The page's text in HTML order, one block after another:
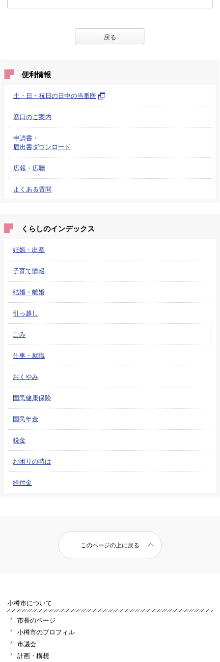
戻る
便利情報
土・日・祝日の日中の当番医
窓口のご案内
申請書・
届出書ダウンロード
広報・広聴
よくある質問
くらしのインデックス
妊娠・出産
子育て情報
結婚・離婚
引っ越し
ごみ
仕事・就職
おくやみ
国民健康保険
国民年金
税金
お困りの時は
給付金
このページの上に戻る
小樽市について
市長のページ
小樽市のプロフィル
市議会
計画・構想